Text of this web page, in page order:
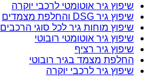
שיפוץ גיר אוטומטי לרכבי יוקרה
שיפוץ גיר DSG והחלפת מצמדים
שיפוץ מוחות גיר לכל סוגי הרכבים
שיפוץ גיר אוטומטי רובוטי
שיפוץ גיר רציף
החלפת מצמד בגיר רובוטי
שיפוץ גיר לרכבי יוקרה